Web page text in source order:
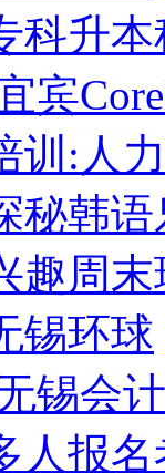
科升
宾
训:人
秘韩
趣周末
锡环球
锡会
人报